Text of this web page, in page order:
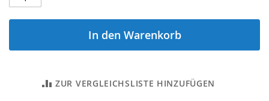
In den Warenkorb
ZUR VERGLEICHSLISTE HINZUFÜGEN